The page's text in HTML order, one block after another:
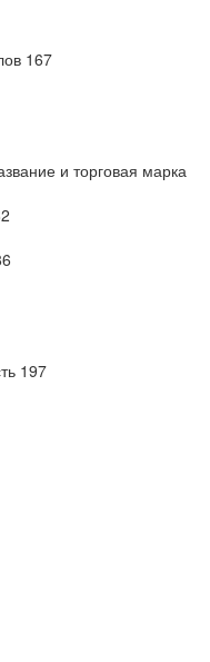
167
и торговая марка
197